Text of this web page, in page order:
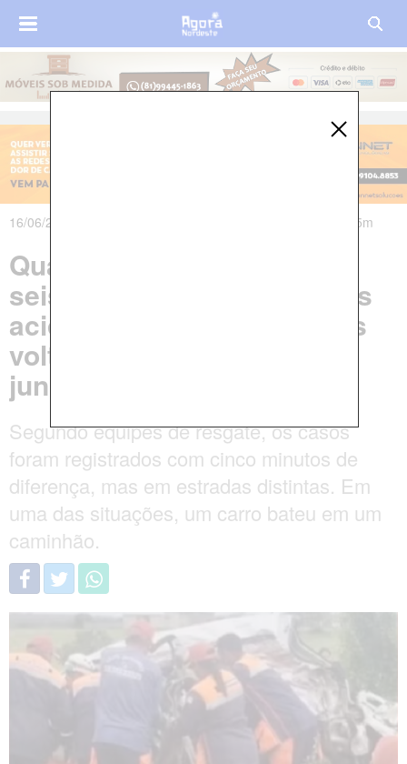
16/06/2025 às 20h12m - Atualizado em 16/06/2025 às 22h05m
Quatro pessoas morrem e
seis ficam feridas após dois
acidentes na Bahia; vítimas
voltavam da mesma festa
junina
Segundo equipes de resgate, os casos
foram registrados com cinco minutos de
diferença, mas em estradas distintas. Em
uma das situações, um carro bateu em um
caminhão.